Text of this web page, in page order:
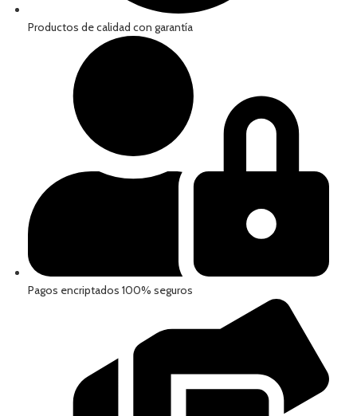
Productos de calidad con garantía
Pagos encriptados 100% seguros